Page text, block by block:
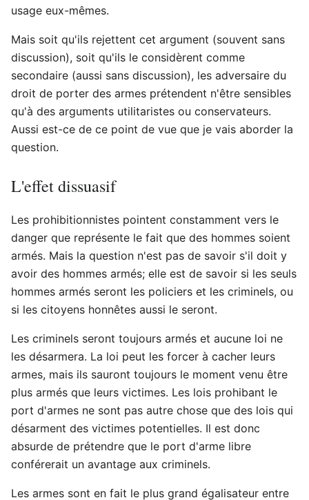
usage eux-mêmes.
Mais soit qu'ils rejettent cet argument (souvent sans
discussion), soit qu'ils le considèrent comme
secondaire (aussi sans discussion), les adversaire du
droit de porter des armes prétendent n'être sensibles
qu'à des arguments utilitaristes ou conservateurs.
Aussi est-ce de ce point de vue que je vais aborder la
question.
L'effet dissuasif
Les prohibitionnistes pointent constamment vers le
danger que représente le fait que des hommes soient
armés. Mais la question n'est pas de savoir s'il doit y
avoir des hommes armés; elle est de savoir si les seuls
hommes armés seront les policiers et les criminels, ou
si les citoyens honnêtes aussi le seront.
Les criminels seront toujours armés et aucune loi ne
les désarmera. La loi peut les forcer à cacher leurs
armes, mais ils sauront toujours le moment venu être
plus armés que leurs victimes. Les lois prohibant le
port d'armes ne sont pas autre chose que des lois qui
désarment des victimes potentielles. Il est donc
absurde de prétendre que le port d'arme libre
conférerait un avantage aux criminels.
Les armes sont en fait le plus grand égalisateur entre